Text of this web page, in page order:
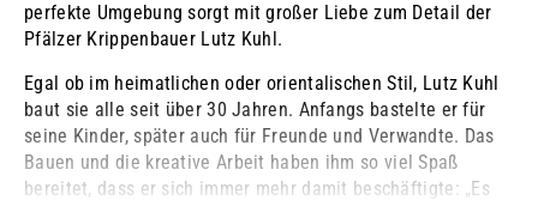
perfekte Umgebung sorgt mit großer Liebe zum Detail der
Pfälzer Krippenbauer Lutz Kuhl.
Egal ob im heimatlichen oder orientalischen Stil, Lutz Kuhl
baut sie alle seit über 30 Jahren. Anfangs bastelte er für
seine Kinder, später auch für Freunde und Verwandte. Das
Bauen und die kreative Arbeit haben ihm so viel Spaß
bereitet, dass er sich immer mehr damit beschäftigte: „Es